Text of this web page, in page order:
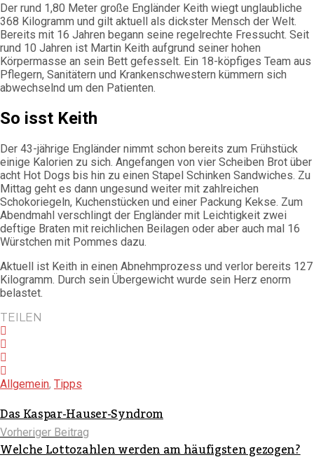
Der rund 1,80 Meter große Engländer Keith wiegt unglaubliche
368 Kilogramm und gilt aktuell als dickster Mensch der Welt.
Bereits mit 16 Jahren begann seine regelrechte Fressucht. Seit
rund 10 Jahren ist Martin Keith aufgrund seiner hohen
Körpermasse an sein Bett gefesselt. Ein 18-köpfiges Team aus
Pflegern, Sanitätern und Krankenschwestern kümmern sich
abwechselnd um den Patienten.
So isst Keith
Der 43-jährige Engländer nimmt schon bereits zum Frühstück
einige Kalorien zu sich. Angefangen von vier Scheiben Brot über
acht Hot Dogs bis hin zu einen Stapel Schinken Sandwiches. Zu
Mittag geht es dann ungesund weiter mit zahlreichen
Schokoriegeln, Kuchenstücken und einer Packung Kekse. Zum
Abendmahl verschlingt der Engländer mit Leichtigkeit zwei
deftige Braten mit reichlichen Beilagen oder aber auch mal 16
Würstchen mit Pommes dazu.
Aktuell ist Keith in einen Abnehmprozess und verlor bereits 127
Kilogramm. Durch sein Übergewicht wurde sein Herz enorm
belastet.
TEILEN
Allgemein, Tipps
Das Kaspar-Hauser-Syndrom
Vorheriger Beitrag
Welche Lottozahlen werden am häufigsten gezogen?